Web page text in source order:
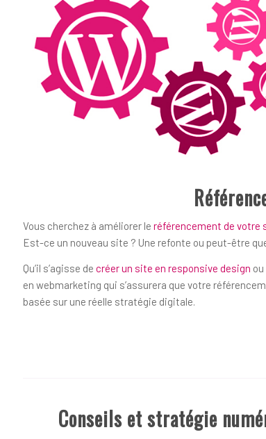
Vous cherchez à améliorer le référencement de votre
Est-ce un nouveau site ? Une refonte ou peut-être
Qu’il s’agisse de créer un site en responsive design
en webmarketing qui s’assurera que votre
basée sur une réelle stratégie digitale.
Conseils et stratégie